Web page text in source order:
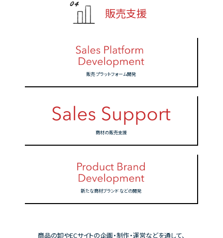
販売支援
販売プラットフォーム開発
商材の販売支援
新たな商材ブランド などの開発
商品の卸やECサイトの企画・制作・運営などを通して、